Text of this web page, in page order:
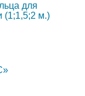
для
(1;1,5;2 м.)